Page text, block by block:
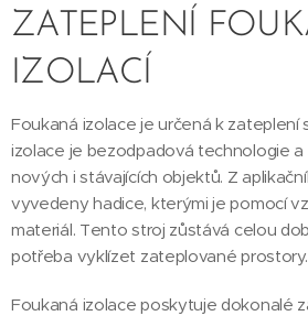
ZATEPLENÍ
IZOLACÍ
Foukaná izolace je určená k zateplení
izolace je bezodpadová technologie
nových i stávajících objektů. Z
vyvedeny hadice, kterými je pomocí
materiál. Tento stroj zůstává celou
potřeba vyklízet zateplované prostory.
Foukaná izolace poskytuje dokonalé